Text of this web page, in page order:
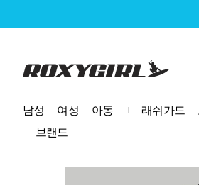
로고
남성 여성 아동 래쉬가드
브랜드